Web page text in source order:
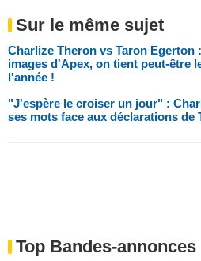
Sur le même sujet
Charlize Theron vs Taron Egerton
images d'Apex, on tient peut-être
l'année !
"J'espère le croiser un jour" :
ses mots face aux déclarations de
Top Bandes-annonces